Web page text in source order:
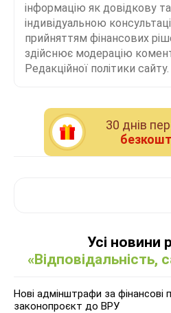
інформацію як довідкову
індивідуальною
прийняттям фінансових
здійснює модерацію
Редакційної політики сайту.
30 днiв
Усі новини
«Відповідальність,
Нові адмінштрафи за
законопроєкт до ВРУ